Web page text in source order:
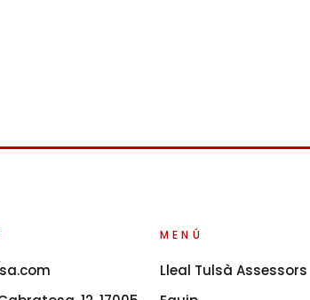
MENÚ
Lleal Tulsà Assessors